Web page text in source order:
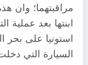
مراقبتهما؛ وان
ابنتها بعد عملية
استونيا على بحر
السيارة التي